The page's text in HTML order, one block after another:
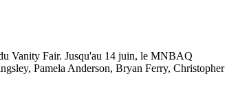
Vanity Fair. Jusqu'au 14 juin, le MNBAQ
Pamela Anderson, Bryan Ferry, Christopher